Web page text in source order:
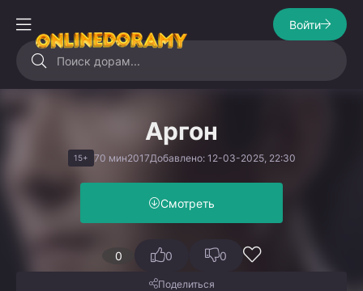
Войти
Аргон
15+ 70 мин2017Добавлено: 12-03-2025, 22:30
Смотреть
0 0 0
Поделиться